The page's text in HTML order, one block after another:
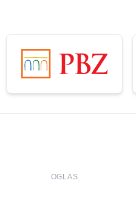
OGLAS